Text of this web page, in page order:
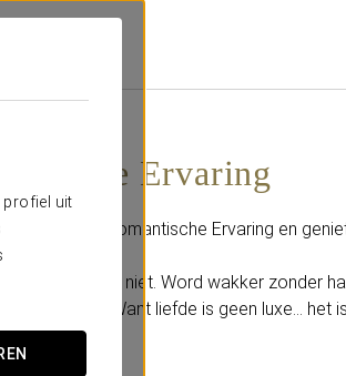
profiel uit
Ervaring
nieuwe Romantische Ervaring en
beperkte kans niet. Word wakker zonder
gezelschap. Want liefde is geen luxe... het